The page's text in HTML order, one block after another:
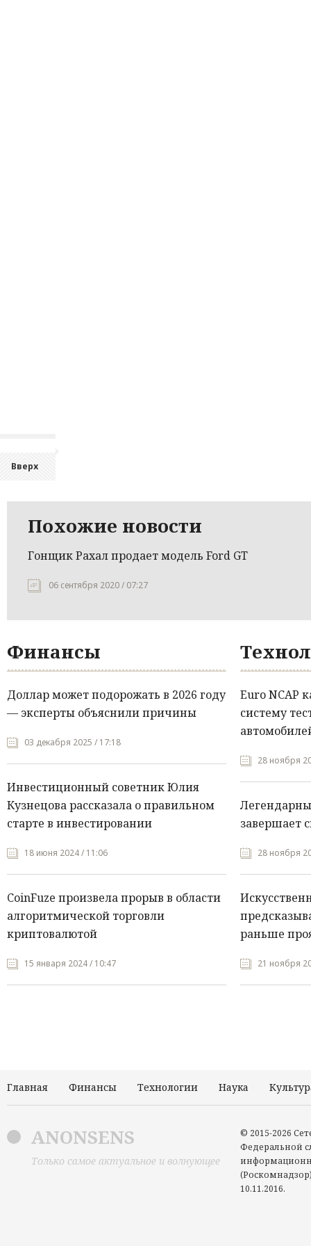
Вверх
Похожие новости
Гонщик Рахал продает модель Ford GT
06 сентября 2020 / 07:27
Финансы
Доллар может подорожать в 2026 году
— эксперты объяснили причины
03 декабря 2025 / 17:18
Инвестиционный советник Юлия
Кузнецова рассказала о правильном
старте в инвестировании
18 июня 2024 / 11:06
CoinFuze произвела прорыв в области
алгоритмической торговли
криптовалютой
15 января 2024 / 10:47
Euro NCAP
систему
28 ноября
завершает
28 ноября
раньше
21 ноября
Главная Финансы Технологии Наука
ANONSENS
Только самое актуальное и волнующее
© 2015-2026
Федеральной
10.11.2016.